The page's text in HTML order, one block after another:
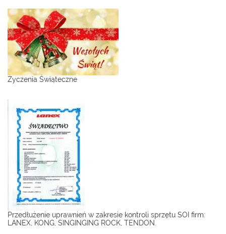
Życzenia Świąteczne
Przedłużenie uprawnień w zakresie kontroli sprzętu SOI firm:
LANEX, KONG, SINGINGING ROCK, TENDON.